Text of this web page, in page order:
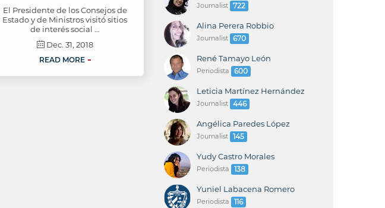
El Presidente de los Consejos de
Estado y de Ministros visitó sitios
de interés social …
Dec. 31, 2018
READ MORE
Journalist 722
Alina Perera Robbio
Journalist 670
René Tamayo León
Periodista 600
Leticia Martínez Hernández
Journalist 446
Angélica Paredes López
Journalist 145
Yudy Castro Morales
Periodista 138
Yuniel Labacena Romero
Periodista 116